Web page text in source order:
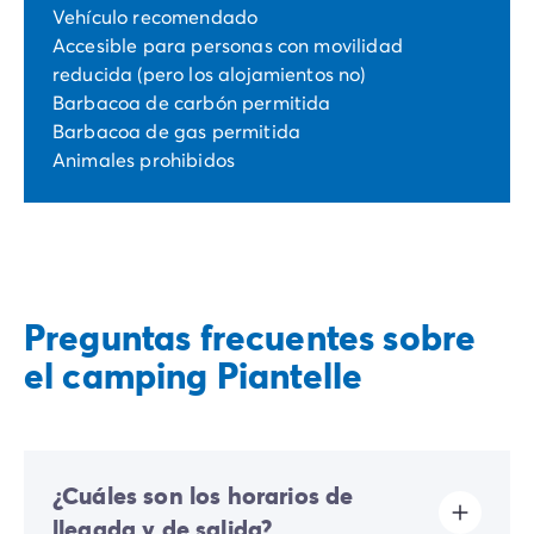
Vehículo recomendado
Accesible para personas con movilidad
reducida (pero los alojamientos no)
Barbacoa de carbón permitida
Barbacoa de gas permitida
Animales prohibidos
Preguntas frecuentes sobre
el camping Piantelle
¿Cuáles son los horarios de